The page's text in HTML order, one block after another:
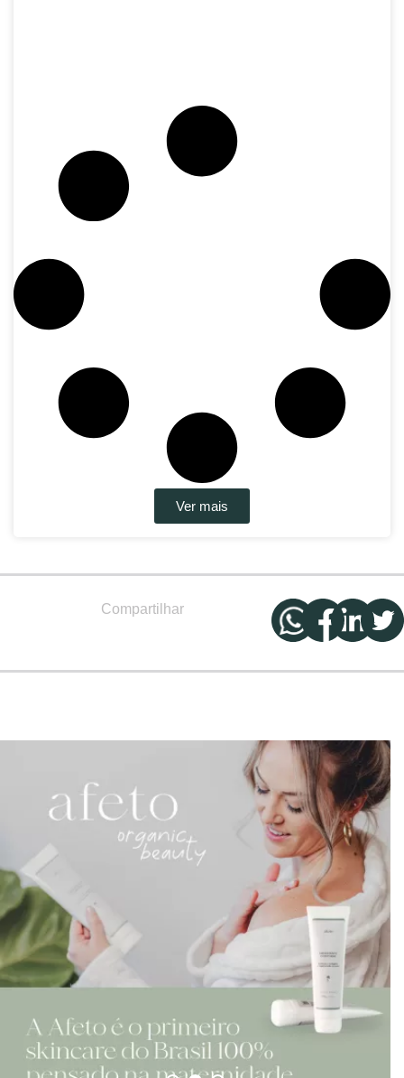
Ver mais
Compartilhar